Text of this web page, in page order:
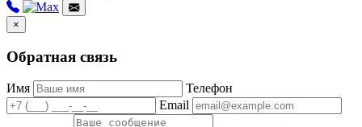
×
Обратная связь
Имя
Телефон
Email